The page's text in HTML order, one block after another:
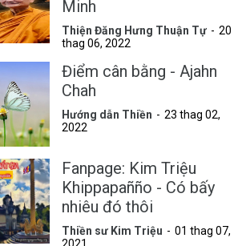
Minh
Thiện Đăng Hưng Thuận Tự
20
thag 06, 2022
Điểm cân bằng - Ajahn
Chah
Hướng dẫn Thiền
23 thag 02,
2022
Fanpage: Kim Triệu
Khippapañño - Có bấy
nhiêu đó thôi
Thiền sư Kim Triệu
01 thag 07,
2021